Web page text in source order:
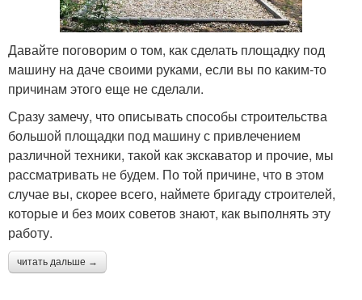
Давайте поговорим о том, как сделать площадку под
машину на даче своими руками, если вы по каким-то
причинам этого еще не сделали.
Сразу замечу, что описывать способы строительства
большой площадки под машину с привлечением
различной техники, такой как экскаватор и прочие, мы
рассматривать не будем. По той причине, что в этом
случае вы, скорее всего, наймете бригаду строителей,
которые и без моих советов знают, как выполнять эту
работу.
читать дальше →